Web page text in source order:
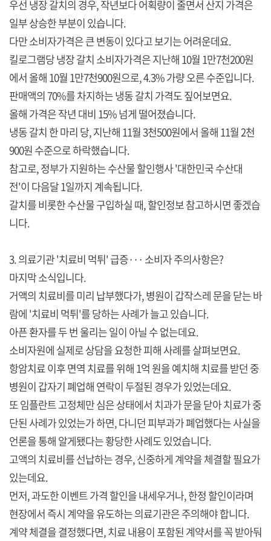
우선 냉장 갈치의 경우, 작년보다 어획량이 줄면서 산지 가격은
일부 상승한 부분이 있습니다.
다만 소비자가격은 큰 변동이 있다고 보기는 어려운데요.
킬로그램당 냉장 갈치 소비자가격은 지난해 10월 1만7천200원
에서 올해 10월 1만7천900원으로, 4.3% 가량 오른 수준입니다.
판매액의 70%를 차지하는 냉동 갈치 가격도 짚어보면요.
올해 가격은 작년 대비 15% 넘게 떨어졌습니다.
냉동 갈치 한 마리 당, 지난해 11월 3천500원에서 올해 11월 2천
900원 수준으로 하락했습니다.
참고로, 정부가 지원하는 수산물 할인행사 '대한민국 수산대
전'이 다음달 1일까지 계속됩니다.
갈치를 비롯한 수산물 구입하실 때, 할인정보 참고하시면 좋겠습
니다.
3. 의료기관 '치료비 먹튀' 급증··· 소비자 주의사항은?
마지막 소식입니다.
거액의 치료비를 미리 납부했다가, 병원이 갑작스레 문을 닫는 바
람에 '치료비 먹튀'를 당하는 사례가 늘고 있습니다.
아픈 환자를 두 번 울리는 일이 아닐 수 없는데요.
소비자원에 실제로 상담을 요청한 피해 사례를 살펴보면요.
항암치료 이후 면역 치료를 위해 1억 원을 예치해 치료를 받던 중
병원이 갑자기 폐업해 연락이 두절된 경우가 있었는데요.
또 임플란트 고정체만 심은 상태에서 치과가 문을 닫아 치료가 중
단된 사례가 있었는가 하면, 다니던 피부과가 폐업했다는 사실을
언론을 통해 알게됐다는 황당한 사례도 있었습니다.
고액의 치료비를 선납하는 경우, 신중하게 계약을 체결할 필요가
있는데요.
먼저, 과도한 이벤트 가격 할인을 내세우거나, 한정 할인이라며
현장에서 즉시 계약을 유도하는 의료기관은 주의해야 합니다.
계약 체결을 결정했다면, 치료 내용이 포함된 계약서를 꼭 받아둬